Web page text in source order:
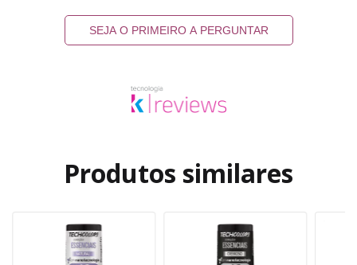
SEJA O PRIMEIRO A PERGUNTAR
Produtos similares